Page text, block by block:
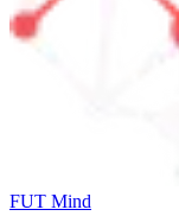
FUT Mind